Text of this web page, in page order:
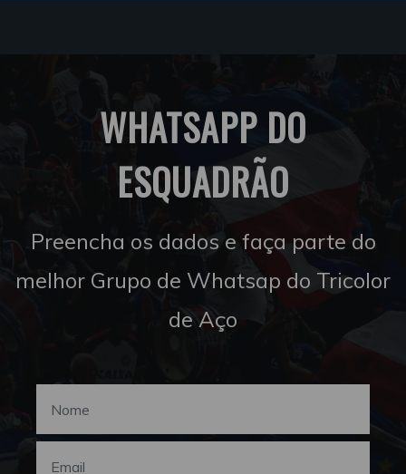
WHATSAPP DO
ESQUADRÃO
Preencha os dados e faça parte do
melhor Grupo de Whatsap do Tricolor
de Aço